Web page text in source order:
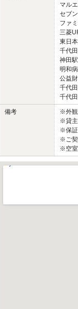
マル
セブ
ファ
三菱
東日
千代
神田
明和
公益
千代
千代
備考
※外
※貸主
※保証
※ご契
※空室